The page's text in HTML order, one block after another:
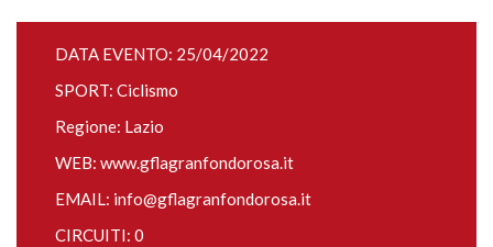
DATA EVENTO: 25/04/2022
SPORT: Ciclismo
Regione: Lazio
WEB: www.gflagranfondorosa.it
EMAIL: info@gflagranfondorosa.it
CIRCUITI: 0